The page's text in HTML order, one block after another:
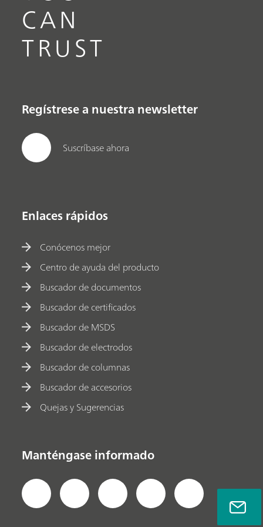
CAN
TRUST
Regístrese a nuestra newsletter
Suscríbase ahora
Enlaces rápidos
Conócenos mejor
Centro de ayuda del producto
Buscador de documentos
Buscador de certificados
Buscador de MSDS
Buscador de electrodos
Buscador de columnas
Buscador de accesorios
Quejas y Sugerencias
Manténgase informado